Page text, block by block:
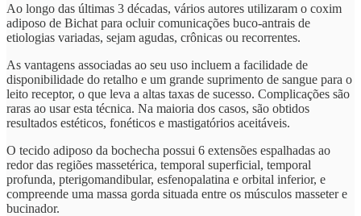
Ao longo das últimas 3 décadas, vários autores utilizaram o coxim
adiposo de Bichat para ocluir comunicações buco-antrais de
etiologias variadas, sejam agudas, crônicas ou recorrentes.
As vantagens associadas ao seu uso incluem a facilidade de
disponibilidade do retalho e um grande suprimento de sangue para o
leito receptor, o que leva a altas taxas de sucesso. Complicações são
raras ao usar esta técnica. Na maioria dos casos, são obtidos
resultados estéticos, fonéticos e mastigatórios aceitáveis.
O tecido adiposo da bochecha possui 6 extensões espalhadas ao
redor das regiões massetérica, temporal superficial, temporal
profunda, pterigomandibular, esfenopalatina e orbital inferior, e
compreende uma massa gorda situada entre os músculos masseter e
bucinador.